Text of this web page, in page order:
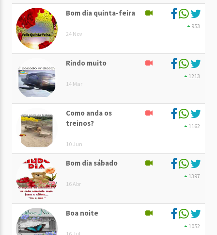
Bom dia quinta-feira
24 Nov
953
Rindo muito
14 Mar
1213
Como anda os
treinos?
10 Jun
1162
Bom dia sábado
16 Abr
1397
Boa noite
1052